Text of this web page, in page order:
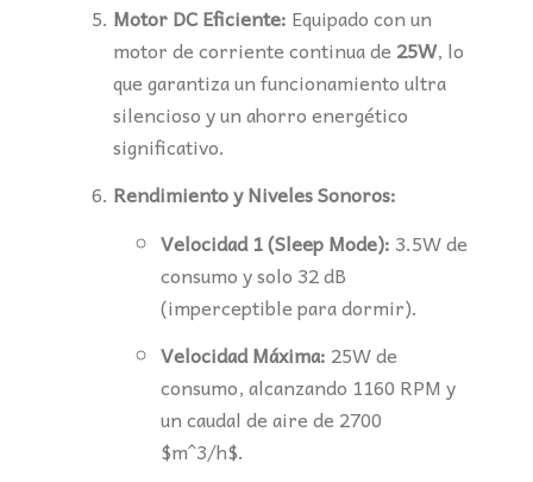
Motor DC Eficiente: Equipado con un
motor de corriente continua de 25W, lo
que garantiza un funcionamiento ultra
silencioso y un ahorro energético
significativo.
Rendimiento y Niveles Sonoros:
Velocidad 1 (Sleep Mode): 3.5W de
consumo y solo 32 dB
(imperceptible para dormir).
Velocidad Máxima: 25W de
consumo, alcanzando 1160 RPM y
un caudal de aire de 2700
$m^3/h$.